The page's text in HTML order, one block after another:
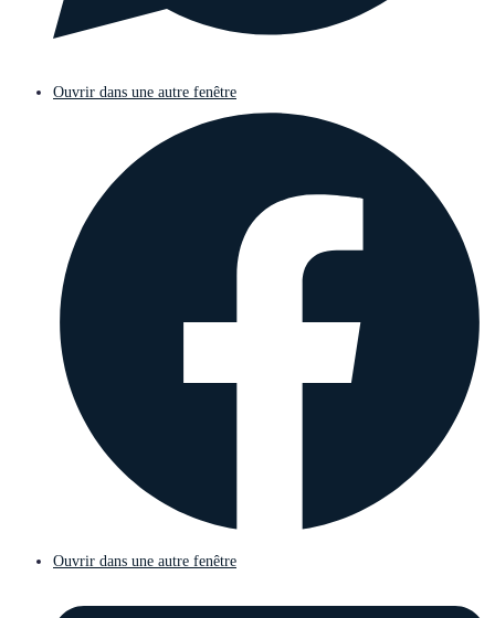
Ouvrir dans une autre fenêtre
Ouvrir dans une autre fenêtre